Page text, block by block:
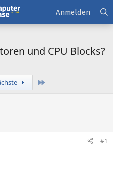
Anmelden
und CPU Blocks?
#1